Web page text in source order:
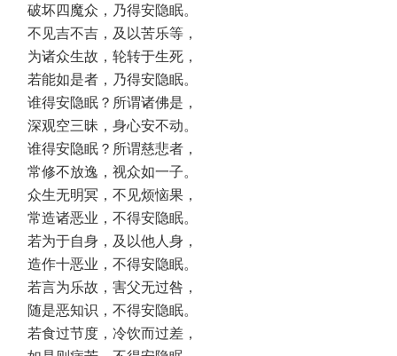
破坏四魔众，乃得安隐眠。
不见吉不吉，及以苦乐等，
为诸众生故，轮转于生死，
若能如是者，乃得安隐眠。
谁得安隐眠？所谓诸佛是，
深观空三昧，身心安不动。
谁得安隐眠？所谓慈悲者，
常修不放逸，视众如一子。
众生无明冥，不见烦恼果，
常造诸恶业，不得安隐眠。
若为于自身，及以他人身，
造作十恶业，不得安隐眠。
若言为乐故，害父无过咎，
随是恶知识，不得安隐眠。
若食过节度，冷饮而过差，